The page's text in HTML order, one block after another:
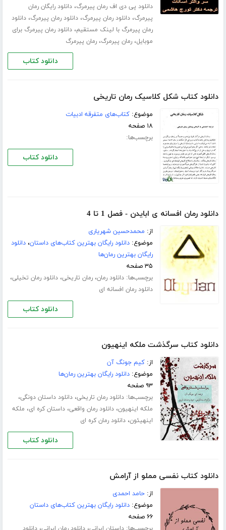
دانلود پی دی اف رمان پیرمرگ،دانلود رایگان رمان
پیرمرگ،دانلود رمان پیرمرگ،دانلود رمان پیرمرگ،دانلود
رمان پیرمرگ با لینک مستقیم،دانلود رمان پیرمرگ برای
موبایل،رمان پیرمرگ،رمان پیرمرگ
دانلود کتاب
دانلود کتاب شکل کلاسیک رمان تاریخی
موضوع:کتاب‌های متفرقه ادبیات
۱۸ صفحه
برچسب‌ها:
دانلود کتاب
دانلود رمان افسانه ی ابایدن - فصل 1 تا 4
از: محمدحسین شهریاری
موضوع:دانلود رایگان بهترین کتاب‌های داستان،دانلود
رایگان بهترین رمان‌ها
۳۵ صفحه
برچسب‌ها:دانلود رمان،رمان تاریخی،دانلود رمان تخیلی،
دانلود رمان افسانه ای
دانلود کتاب
دانلود کتاب سرگذشت ملکه اینهیون
از:کیم جونگ آن
موضوع:دانلود رایگان بهترین رمان‌ها
۹۳ صفحه
برچسب‌ها:دانلود رمان تاریخی،دانلود داستان دونگی،
ملکه اینهیون،دانلود رمان واقعی،داستان کره ای، ملکه
اینهیئون،دانلود رمان کره ای
دانلود کتاب
دانلود کتاب نفسی مملو از آرامش
از:حامد احمدی
موضوع:دانلود رایگان بهترین کتاب‌های داستان
۶۶ صفحه